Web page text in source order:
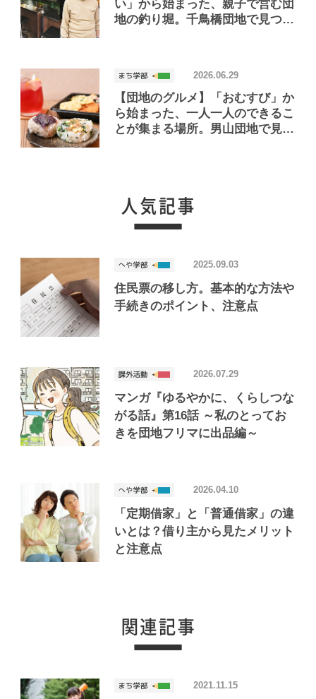
い」から始まった、親子で営む団
地の釣り堀。千鳥橋団地で見つけ
【団地のグルメ】「おむすび」か
ら始まった、一人一人のできるこ
とが集まる場所。男山団地で見つ
2026.06.29
住民票の移し方。基本的な方法や
手続きのポイント、注意点
2025.09.03
マンガ『ゆるやかに、くらしつな
がる話』第16話 ～私のとってお
きを団地フリマに出品編～
2026.07.29
「定期借家」と「普通借家」の違
いとは？借り主から見たメリット
と注意点
2026.04.10
2021.11.15